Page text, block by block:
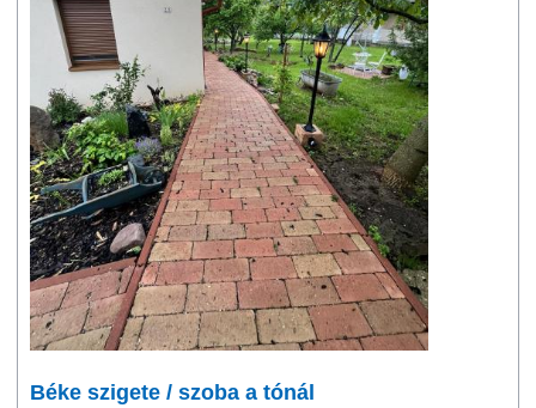
Béke szigete / szoba a tónál